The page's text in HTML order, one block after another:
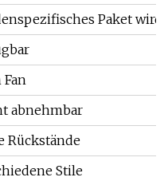
Paket wird
abnehmbar
Rückstände
Stile